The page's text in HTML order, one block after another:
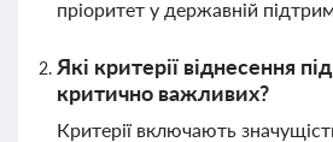
пріоритет у державній
Які критерії віднесення
критично важливих?
Критерії включають